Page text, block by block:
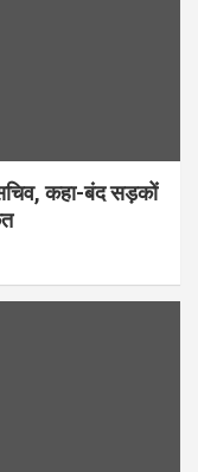
कहा-बंद सड़कों